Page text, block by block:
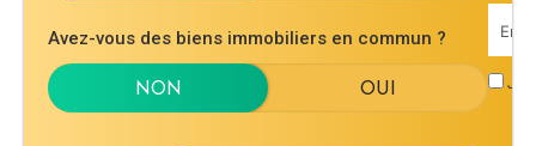
Avez-vous des biens immobiliers en commun ?